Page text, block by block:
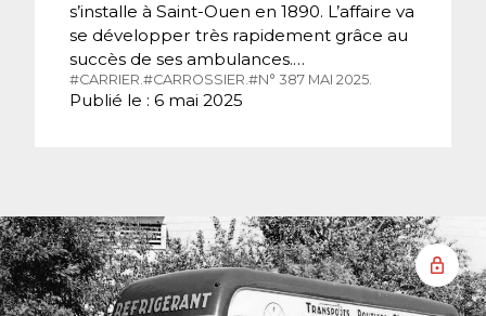
s’installe à Saint-Ouen en 1890. L’affaire va
se développer très rapidement grâce au
succès de ses ambulances.…
#CARRIER.#CARROSSIER.#N° 387 MAI 2025.
Publié le : 6 mai 2025